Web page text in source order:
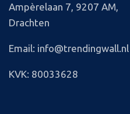
Ampèrelaan 7, 9207 AM,
Drachten
Email: info@trendingwall.nl
KVK: 80033628